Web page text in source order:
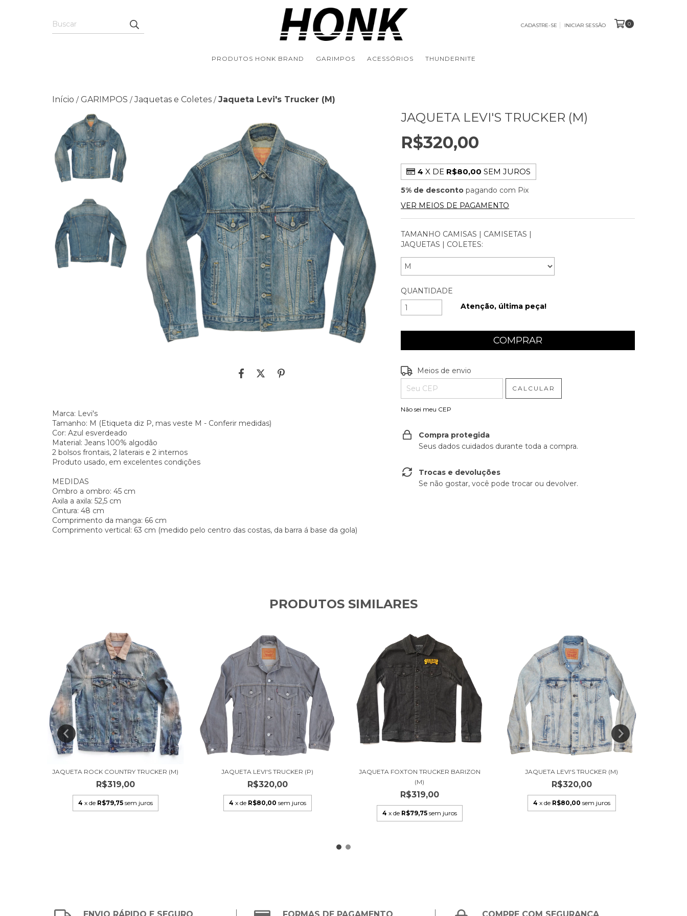
CADASTRE-SE INICIAR SESSÃO 0
PRODUTOS HONK BRAND GARIMPOS ACESSÓRIOS THUNDERNITE
Início / GARIMPOS / Jaquetas e Coletes / Jaqueta Levi's Trucker (M)
Marca: Levi's
Tamanho: M (Etiqueta diz P, mas veste M - Conferir medidas)
Cor: Azul esverdeado
Material: Jeans 100% algodão
2 bolsos frontais, 2 laterais e 2 internos
Produto usado, em excelentes condições
MEDIDAS
Ombro a ombro: 45 cm
Axila a axila: 52,5 cm
Cintura: 48 cm
Comprimento da manga: 66 cm
Comprimento vertical: 63 cm (medido pelo centro das costas, da barra á base da gola)
JAQUETA LEVI'S TRUCKER (M)
R$320,00
4 X DE R$80,00 SEM JUROS
5% de desconto pagando com Pix
VER MEIOS DE PAGAMENTO
TAMANHO CAMISAS | CAMISETAS |
JAQUETAS | COLETES:
QUANTIDADE
Atenção, última peça!
Entregas para o CEP:
Meios de envio
CALCULAR
Não sei meu CEP
Compra protegida
Seus dados cuidados durante toda a compra.
Trocas e devoluções
Se não gostar, você pode trocar ou devolver.
PRODUTOS SIMILARES
JAQUETA ROCK COUNTRY TRUCKER (M)
R$319,00
4 x de R$79,75 sem juros
JAQUETA LEVI'S TRUCKER (P)
R$320,00
4 x de R$80,00 sem juros
JAQUETA FOXTON TRUCKER BARIZON
(M)
R$319,00
4 x de R$79,75 sem juros
JAQUETA LEVI'S TRUCKER (M)
R$320,00
4 x de R$80,00 sem juros